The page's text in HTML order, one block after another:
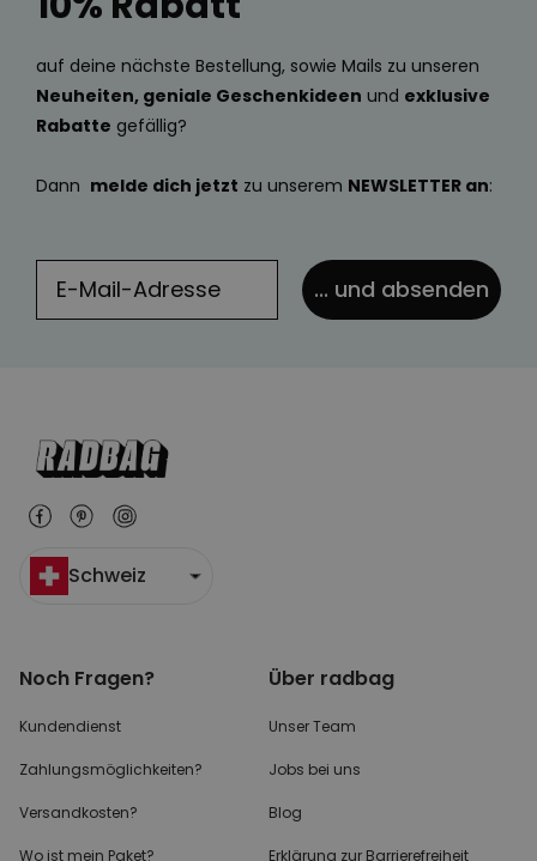
auf deine nächste Bestellung, sowie Mails zu unseren
Neuheiten, geniale Geschenkideen und exklusive
Rabatte gefällig?
Dann melde dich jetzt zu unserem NEWSLETTER an:
... und absenden
Schweiz
Noch Fragen?
Kundendienst
Zahlungsmöglichkeiten?
Versandkosten?
Wo ist mein Paket?
Über radbag
Unser Team
Jobs bei uns
Blog
Erklärung zur Barrierefreiheit